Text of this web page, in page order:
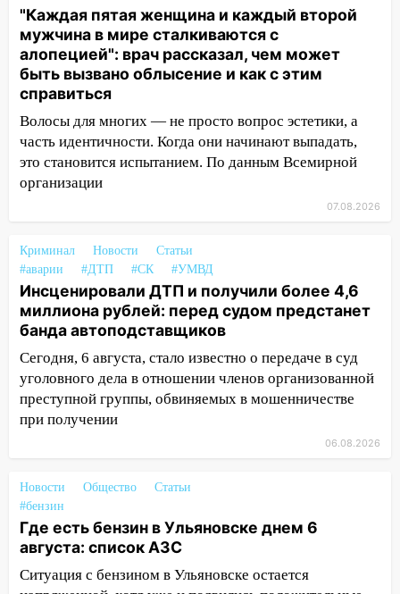
Валерия Клейменова выиграла два
золота в составе сборной мира
11:16 В Ульяновске открыли памятную
доску декабристу Кондратию Рылееву
10:40 В Ульяновске спасатели ночью
нашли потерявшегося в заброшенных
садах 79-летнего мужчину
10:26
На нескольких улицах Ульяновска
временно отключили холодную воду
10:14
В Ульяновске двоих участников
коррупционной схемы при ЦГКБ
отправили в колонию на 7 и 8 лет
09:52 Ночью беспилотники сбили над
соседними Татарстаном и Саратовской
областью
09:41 Диана Шурыгина уверовала в
Бога в СИЗО
В Ульяновске директора фирмы
млн рублей
08:22 Подросток на питбайке сбил
велосипедистку: пострадали двое
07:20 Жара возвращается: ожидается
"Каждая пятая женщина и каждый второй
мужчина в мире сталкиваются с
алопецией": врач рассказал, чем может
быть вызвано облысение и как с этим
справиться
Волосы для многих — не просто вопрос эстетики, а
часть идентичности. Когда они начинают выпадать,
это становится испытанием. По данным Всемирной
организации
07.08.2026
Криминал Новости
Статьи
#аварии
#ДТП #СК #УМВД
Инсценировали ДТП и получили более 4,6
миллиона рублей: перед судом предстанет
банда автоподставщиков
Сегодня, 6 августа, стало известно о передаче в суд
уголовного дела в отношении членов организованной
преступной группы, обвиняемых в мошенничестве
при получении
06.08.2026
Новости Общество
Статьи
#бензин
Где есть бензин в Ульяновске днем 6
августа: список АЗС
Ситуация с бензином в Ульяновске остается